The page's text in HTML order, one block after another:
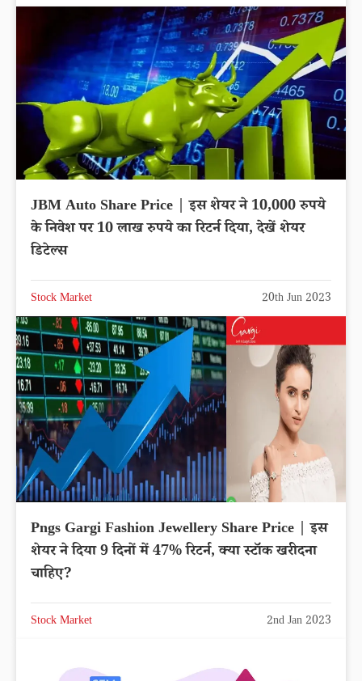
JBM Auto Share Price | इस शेयर ने 10,000 रुपये
के निवेश पर 10 लाख रुपये का रिटर्न दिया, देखें शेयर
डिटेल्स
Stock Market 20th Jun 2023
Pngs Gargi Fashion Jewellery Share Price | इस
शेयर ने दिया 9 दिनों में 47% रिटर्न, क्या स्टॉक खरीदना
चाहिए?
Stock Market 2nd Jan 2023